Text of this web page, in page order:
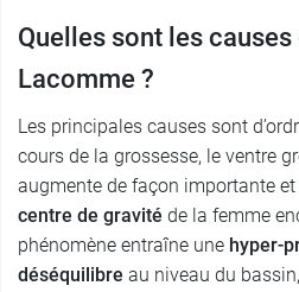
Quelles sont les
Lacomme ?
Les principales causes sont
cours de la grossesse, le ventre
augmente de façon importante et
centre de gravité de la femme
phénomène entraîne une hyper-
déséquilibre au niveau du